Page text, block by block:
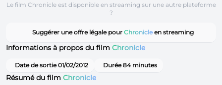
Le film Chronicle est disponible en streaming sur une autre plateforme
?
Suggérer une offre légale pour Chronicle en streaming
Informations à propos du film Chronicle
Date de sortie 01/02/2012 Durée 84 minutes
Résumé du film Chronicle